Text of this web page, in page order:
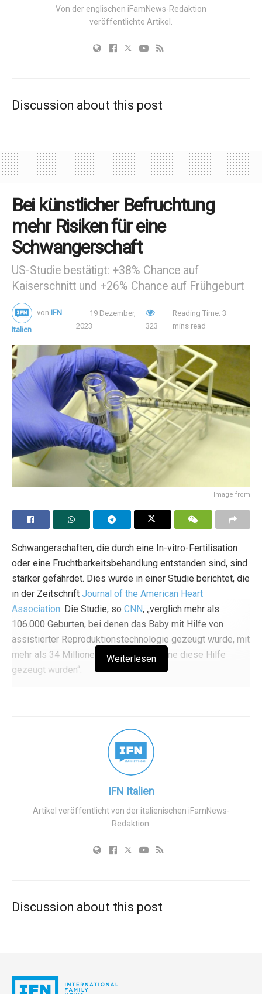
Von der englischen iFamNews-Redaktion
veröffentlichte Artikel.
Discussion about this post
Bei künstlicher Befruchtung
mehr Risiken für eine
Schwangerschaft
US-Studie bestätigt: +38% Chance auf
Kaiserschnitt und +26% Chance auf Frühgeburt
von IFN
Italien
19 Dezember,
2023
323
Reading Time: 3
mins read
Image from
Schwangerschaften, die durch eine In-vitro-Fertilisation
oder eine Fruchtbarkeitsbehandlung entstanden sind, sind
stärker gefährdet. Dies wurde in einer Studie berichtet, die
in der Zeitschrift Journal of the American Heart
Association. Die Studie, so CNN, „verglich mehr als
106.000 Geburten, bei denen das Baby mit Hilfe von
assistierter Reproduktionstechnologie gezeugt wurde, mit
mehr als 34 Millionen Geburten, die ohne diese Hilfe
gezeugt wurden“.
Keele University School of Medicine
heißt es, dass dies die erste
bevölkerungsbasierte Studie dieser Art und die größte
Analyse ist, die sowohl die Schwangerschaftsergebnisse
untersucht, die mit Hilfe der assistierten
Die Studie wurde vom
National Institute for Health
Mehr Risiken für Mutter und Kind
doppelt so hoch und das Risiko von
Weiterlesen
IFN Italien
Artikel veröffentlicht von der italienischen iFamNews-
Redaktion.
Discussion about this post